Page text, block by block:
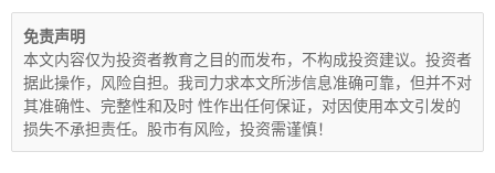
免责声明
本文内容仅为投资者教育之目的而发布，不构成投资建议。投资者
据此操作，风险自担。我司力求本文所涉信息准确可靠，但并不对
其准确性、完整性和及时 性作出任何保证，对因使用本文引发的
损失不承担责任。股市有风险，投资需谨慎！